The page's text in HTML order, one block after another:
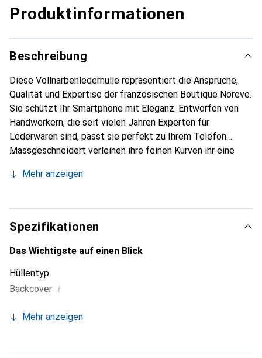
Produktinformationen
Beschreibung
Diese Vollnarbenlederhülle repräsentiert die Ansprüche,
Qualität und Expertise der französischen Boutique Noreve.
Sie schützt Ihr Smartphone mit Eleganz. Entworfen von
Handwerkern, die seit vielen Jahren Experten für
Lederwaren sind, passt sie perfekt zu Ihrem Telefon.
Massgeschneidert verleihen ihre feinen Kurven ihr eine
Accessoire Ihres Smartphones. International anerkannt für
sichere Wahl für eine anspruchsvolle Kundschaft.
Mehr anzeigen
Spezifikationen
Das Wichtigste auf einen Blick
Hüllentyp
Backcover i
Mehr anzeigen